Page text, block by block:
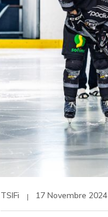
TSIFi 17 Novembre 2024